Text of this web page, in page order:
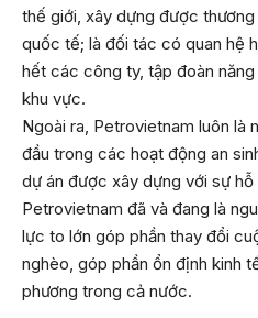
thế giới, xây dựng được
quốc tế; là đối tác có quan hệ
hết các công ty, tập đoàn
khu vực.
Ngoài ra, Petrovietnam luôn là
đầu trong các hoạt động an
dự án được xây dựng với sự
Petrovietnam đã và đang là
lực to lớn góp phần thay đổi
nghèo, góp phần ổn định kinh
phương trong cả nước.